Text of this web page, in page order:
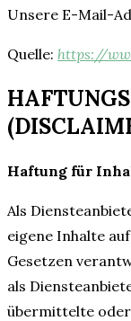
Unsere E-Mail-
Quelle: https://
Haftung für
Als
eigene Inhalte
Gesetzen
als
übermittelte